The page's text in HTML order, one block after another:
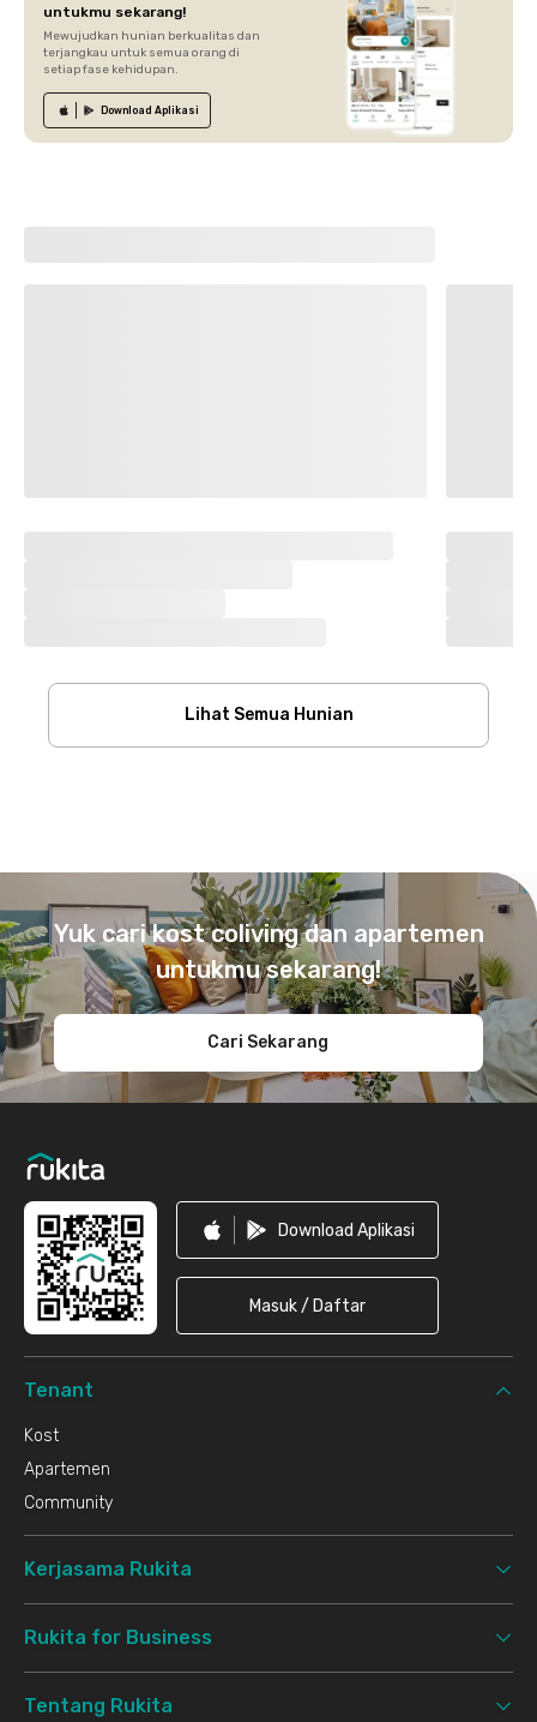
untukmu sekarang!
Mewujudkan hunian berkualitas dan
terjangkau untuk semua orang di
setiap fase kehidupan.
Download Aplikasi
Lihat Semua Hunian
Yuk cari kost coliving dan apartemen
untukmu sekarang!
Cari Sekarang
Download Aplikasi
Masuk / Daftar
Tenant
Kost
Apartemen
Community
Kerjasama Rukita
Rukita for Business
Tentang Rukita